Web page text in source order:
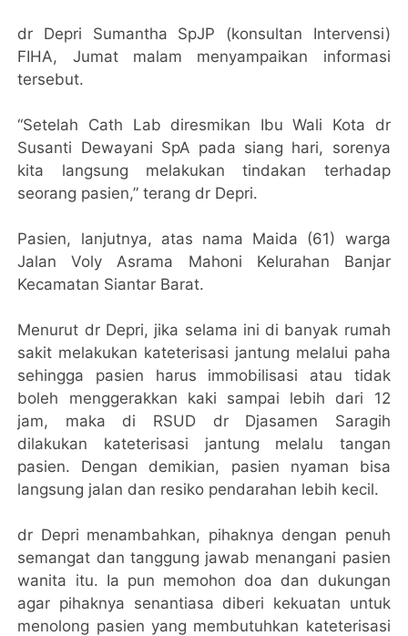
dr Depri Sumantha SpJP (konsultan Intervensi)
FIHA, Jumat malam menyampaikan informasi
tersebut.
“Setelah Cath Lab diresmikan Ibu Wali Kota dr
Susanti Dewayani SpA pada siang hari, sorenya
kita langsung melakukan tindakan terhadap
seorang pasien,” terang dr Depri.
Pasien, lanjutnya, atas nama Maida (61) warga
Jalan Voly Asrama Mahoni Kelurahan Banjar
Kecamatan Siantar Barat.
Menurut dr Depri, jika selama ini di banyak rumah
sakit melakukan kateterisasi jantung melalui paha
sehingga pasien harus immobilisasi atau tidak
boleh menggerakkan kaki sampai lebih dari 12
jam, maka di RSUD dr Djasamen Saragih
dilakukan kateterisasi jantung melalu tangan
pasien. Dengan demikian, pasien nyaman bisa
langsung jalan dan resiko pendarahan lebih kecil.
dr Depri menambahkan, pihaknya dengan penuh
semangat dan tanggung jawab menangani pasien
wanita itu. Ia pun memohon doa dan dukungan
agar pihaknya senantiasa diberi kekuatan untuk
menolong pasien yang membutuhkan kateterisasi